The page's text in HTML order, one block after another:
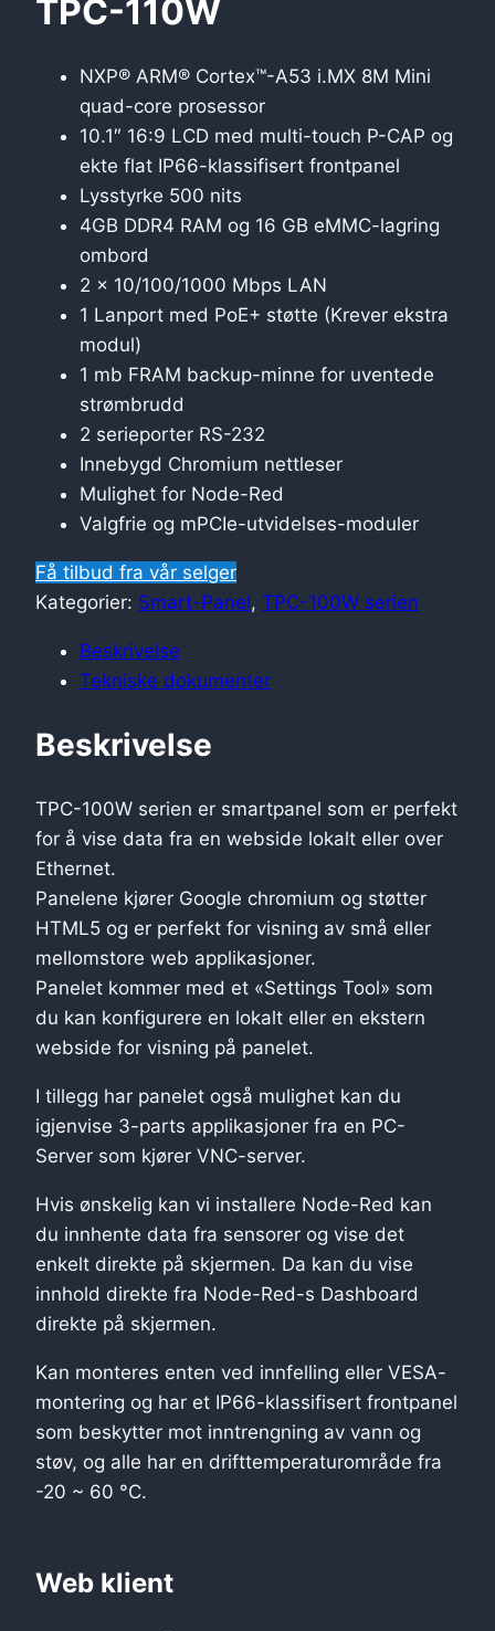
TPC-110W
NXP® ARM® Cortex™-A53 i.MX 8M Mini
quad-core prosessor
10.1″ 16:9 LCD med multi-touch P-CAP og
ekte flat IP66-klassifisert frontpanel
Lysstyrke 500 nits
4GB DDR4 RAM og 16 GB eMMC-lagring
ombord
2 x 10/100/1000 Mbps LAN
1 Lanport med PoE+ støtte (Krever ekstra
modul)
1 mb FRAM backup-minne for uventede
strømbrudd
2 serieporter RS-232
Innebygd Chromium nettleser
Mulighet for Node-Red
Valgfrie og mPCIe-utvidelses-moduler
Få tilbud fra vår selger
Kategorier: Smart-Panel, TPC-100W serien
Beskrivelse
Tekniske dokumenter
Beskrivelse
TPC-100W serien er smartpanel som er perfekt
for å vise data fra en webside lokalt eller over
Ethernet.
Panelene kjører Google chromium og støtter
HTML5 og er perfekt for visning av små eller
mellomstore web applikasjoner.
Panelet kommer med et «Settings Tool» som
du kan konfigurere en lokalt eller en ekstern
webside for visning på panelet.
I tillegg har panelet også mulighet kan du
igjenvise 3-parts applikasjoner fra en PC-
Server som kjører VNC-server.
Hvis ønskelig kan vi installere Node-Red kan
du innhente data fra sensorer og vise det
enkelt direkte på skjermen. Da kan du vise
innhold direkte fra Node-Red-s Dashboard
direkte på skjermen.
Kan monteres enten ved innfelling eller VESA-
montering og har et IP66-klassifisert frontpanel
som beskytter mot inntrengning av vann og
støv, og alle har en drifttemperaturområde fra
-20 ~ 60 °C.
Web klient